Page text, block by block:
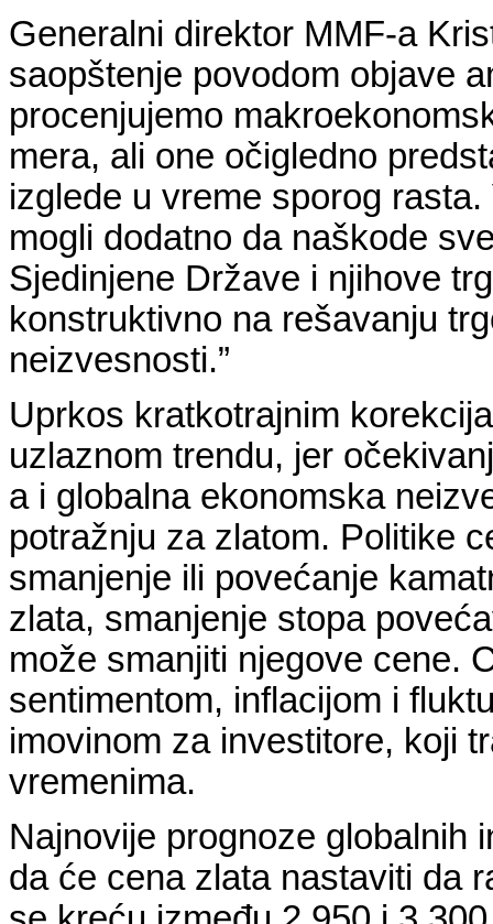
Generalni direktor MMF-a
saopštenje povodom objave
procenjujemo
mera, ali one očigledno
izglede u vreme sporog
mogli dodatno da naškode
Sjedinjene Države i njihove
konstruktivno na rešavanju
neizvesnosti.”
Uprkos kratkotrajnim
uzlaznom trendu, jer
a i globalna ekonomska
potražnju za zlatom. Politike
smanjenje ili povećanje
zlata, smanjenje stopa
može smanjiti njegove cene.
sentimentom, inflacijom i
imovinom za investitore, koji
vremenima.
Najnovije prognoze globalnih
da će cena zlata nastaviti da